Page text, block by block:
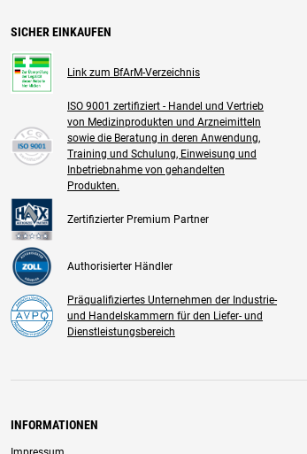
SICHER EINKAUFEN
Link zum BfArM-Verzeichnis
ISO 9001 zertifiziert - Handel und Vertrieb
von Medizinprodukten und Arzneimitteln
sowie die Beratung in deren Anwendung,
Training und Schulung, Einweisung und
Inbetriebnahme von gehandelten
Produkten.
Zertifizierter Premium Partner
Authorisierter Händler
Präqualifiziertes Unternehmen der Industrie-
und Handelskammern für den Liefer- und
Dienstleistungsbereich
INFORMATIONEN